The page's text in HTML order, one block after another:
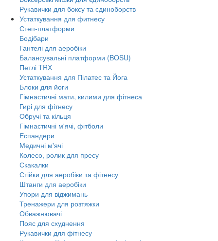
Рукавички для боксу та єдиноборств
Устаткування для фитнесу
Степ-платформи
Бодібари
Гантелі для аеробіки
Балансувальні платформи (BOSU)
Петлі TRX
Устаткування для Пілатес та Йога
Блоки для йоги
Гімнастичні мати, килими для фітнеса
Гирі для фітнесу
Обручі та кільця
Гімнастичні м'ячі, фітболи
Еспандери
Медичні м'ячі
Колесо, ролик для пресу
Скакалки
Стійки для аеробіки та фітнесу
Штанги для аеробіки
Упори для віджимань
Тренажери для розтяжки
Обважнювачі
Пояс для схуднення
Рукавички для фітнесу